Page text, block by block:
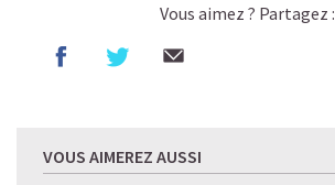
Vous aimez ? Partagez :
VOUS AIMEREZ AUSSI